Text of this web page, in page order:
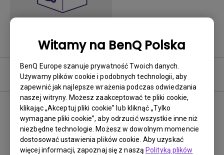
Witamy na BenQ Polska
BenQ Europe szanuje prywatność Twoich danych.
Używamy plików cookie i podobnych technologii, aby
zapewnić jak najlepsze wrażenia podczas odwiedzania
naszej witryny. Możesz zaakceptować te pliki cookie,
klikając „Akceptuj pliki cookie” lub kliknąć „Tylko
wymagane pliki cookie”, aby odrzucić wszystkie inne niż
niezbędne technologie. Możesz w dowolnym momencie
dostosować ustawienia plików cookie. Aby uzyskać
więcej informacji, zapoznaj się z naszą Polityką plików
Często zadawane pytania
Brak powiązanych często
zadawanych pytań